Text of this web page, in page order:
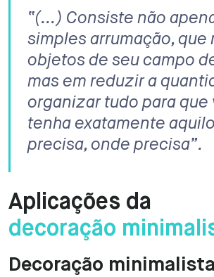
“(...) Consiste não
simples arrumação, que
objetos de seu campo
mas em reduzir a
organizar tudo para que
tenha exatamente
precisa, onde precisa”.
Aplicações da
decoração
Decoração